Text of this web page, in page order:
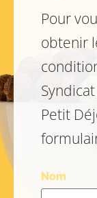
Pour
obtenir
Petit
Nom